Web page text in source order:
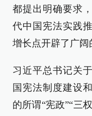
都提出明确要求
代中国宪法实践
增长点开辟了广阔
习近平总书记关
国宪法制度建设
的所谓“宪政”“三